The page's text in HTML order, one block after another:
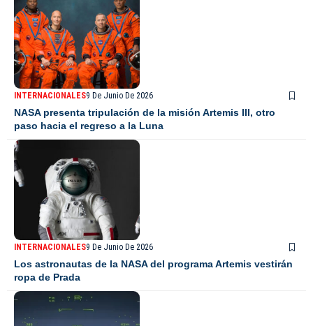
INTERNACIONALES9 De Junio De 2026
NASA presenta tripulación de la misión Artemis III, otro
paso hacia el regreso a la Luna
INTERNACIONALES9 De Junio De 2026
Los astronautas de la NASA del programa Artemis vestirán
ropa de Prada